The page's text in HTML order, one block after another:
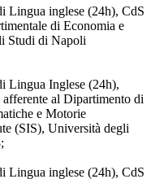
Lingua inglese (24h), CdS
di Economia e
Studi di Napoli
Lingua Inglese (24h),
al Dipartimento di
e Motorie
(SIS), Università degli
Lingua inglese (24h), CdS